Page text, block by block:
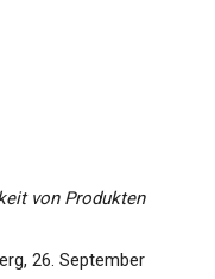
von Produkten
26. September